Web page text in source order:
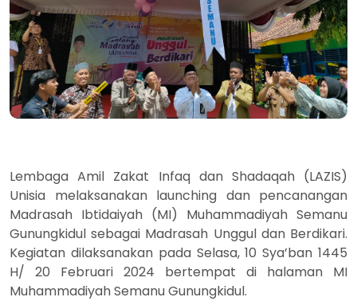
Lembaga Amil Zakat Infaq dan Shadaqah (LAZIS)
Unisia melaksanakan launching dan pencanangan
Madrasah Ibtidaiyah (MI) Muhammadiyah Semanu
Gunungkidul sebagai Madrasah Unggul dan Berdikari.
Kegiatan dilaksanakan pada Selasa, 10 Sya’ban 1445
H/ 20 Februari 2024 bertempat di halaman MI
Muhammadiyah Semanu Gunungkidul.